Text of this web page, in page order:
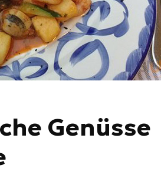
Genüsse